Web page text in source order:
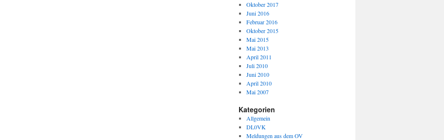
Oktober 2017
Juni 2016
Februar 2016
Oktober 2015
Mai 2015
Mai 2013
April 2011
Juli 2010
Juni 2010
April 2010
Mai 2007
Kategorien
Allgemein
DL0VK
Meldungen aus dem OV